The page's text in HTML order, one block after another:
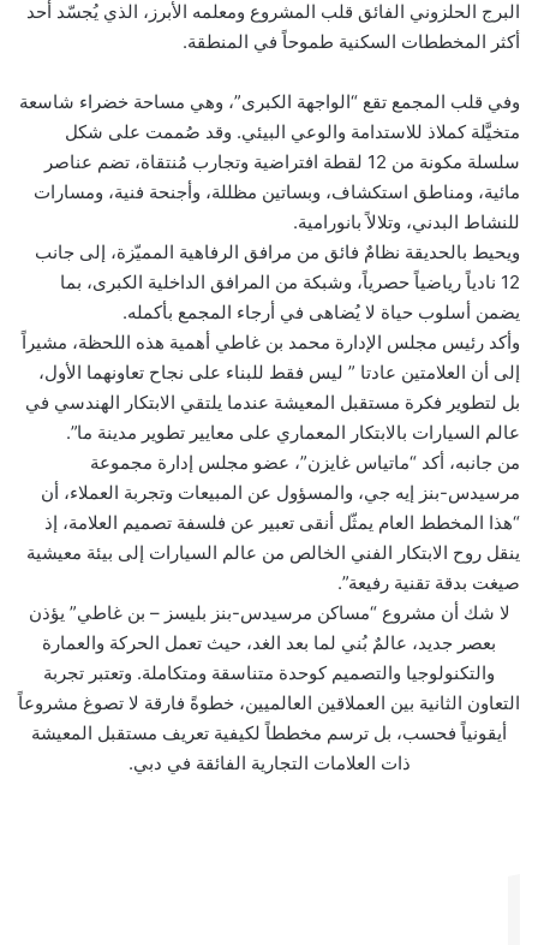
البرج الحلزوني الفائق قلب المشروع ومعلمه الأبرز، الذي يُجسّد أحد
أكثر المخططات السكنية طموحاً في المنطقة.
وفي قلب المجمع تقع “الواجهة الكبرى”، وهي مساحة خضراء شاسعة
متخيَّلة كملاذ للاستدامة والوعي البيئي. وقد صُممت على شكل
سلسلة مكونة من 12 لقطة افتراضية وتجارب مُنتقاة، تضم عناصر
مائية، ومناطق استكشاف، وبساتين مظللة، وأجنحة فنية، ومسارات
للنشاط البدني، وتلالاً بانورامية.
ويحيط بالحديقة نظامٌ فائق من مرافق الرفاهية المميّزة، إلى جانب
12 نادياً رياضياً حصرياً، وشبكة من المرافق الداخلية الكبرى، بما
يضمن أسلوب حياة لا يُضاهى في أرجاء المجمع بأكمله.
وأكد رئيس مجلس الإدارة محمد بن غاطي أهمية هذه اللحظة، مشيراً
إلى أن العلامتين عادتا ” ليس فقط للبناء على نجاح تعاونهما الأول،
بل لتطوير فكرة مستقبل المعيشة عندما يلتقي الابتكار الهندسي في
عالم السيارات بالابتكار المعماري على معايير تطوير مدينة ما”.
من جانبه، أكد “ماتياس غايزن”، عضو مجلس إدارة مجموعة
مرسيدس-بنز إيه جي، والمسؤول عن المبيعات وتجربة العملاء، أن
“هذا المخطط العام يمثّل أنقى تعبير عن فلسفة تصميم العلامة، إذ
ينقل روح الابتكار الفني الخالص من عالم السيارات إلى بيئة معيشية
صيغت بدقة تقنية رفيعة”.
لا شك أن مشروع “مساكن مرسيدس-بنز بليسز – بن غاطي” يؤذن
بعصر جديد، عالمٌ بُني لما بعد الغد، حيث تعمل الحركة والعمارة
والتكنولوجيا والتصميم كوحدة متناسقة ومتكاملة. وتعتبر تجربة
التعاون الثانية بين العملاقين العالميين، خطوةً فارقة لا تصوغ مشروعاً
أيقونياً فحسب، بل ترسم مخططاً لكيفية تعريف مستقبل المعيشة
ذات العلامات التجارية الفائقة في دبي.